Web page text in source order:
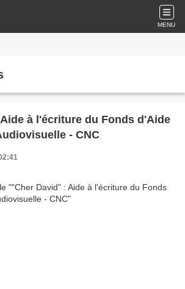
MENU
à l'écriture du Fonds d'Aide
- CNC